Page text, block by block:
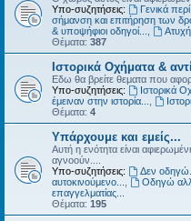
Υπο-συζητήσεις:
Γενικά
σήμανση και επιτήρηση των
& υποψήφιοι οδηγοί...
Θέματα: 387
Ιστορικά Οχήματα &
Εδω θα βρείτε θεματα που
Υπο-συζητήσεις:
Ιστορικά
έμειναν στην ιστορία...
Θέματα: 4
Υπάρχουμε και εμείς...
Αυτή η ενότητα είναι
αγνοούν....
Υπο-συζητήσεις:
Δεν οδηγώ...
αυτοκινούμενο...
Οδηγώ
επαγγελματίας...
Θέματα: 195